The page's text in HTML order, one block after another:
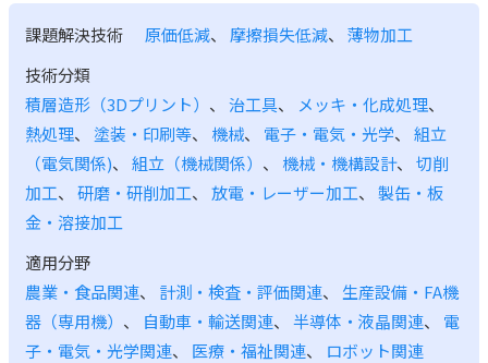
課題解決技術 原価低減、 摩擦損失低減、 薄物加工
技術分類
積層造形（3Dプリント） 、 治工具、 メッキ・化成処理、
熱処理、 塗装・印刷等、 機械、 電子・電気・光学、 組立
（電気関係)、 組立（機械関係） 、 機械・機構設計、 切削
加工、 研磨・研削加工、 放電・レーザー加工、 製缶・板
金・溶接加工
適用分野
農業・食品関連、 計測・検査・評価関連、 生産設備・FA機
器（専用機） 、 自動車・輸送関連、 半導体・液晶関連、 電
子・電気・光学関連、 医療・福祉関連、 ロボット関連